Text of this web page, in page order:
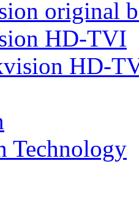
original
HD-TVI
HD-
Technology